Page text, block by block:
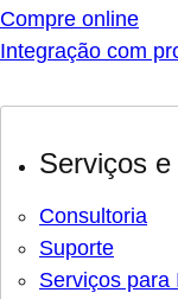
Compre online
Integração com
Serviços
Consultoria
Suporte
Serviços para